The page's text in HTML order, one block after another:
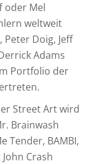
oder Mel
weltweit
Doig, Jeff
Adams
Portfolio der
Street Art wird
Brainwash
Tender, BAMBI,
Crash